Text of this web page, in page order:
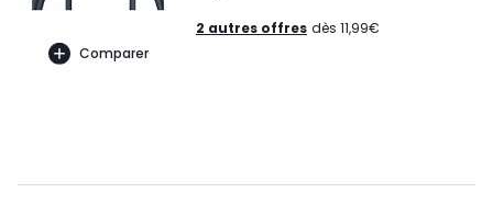
Comparer
2 autres offres dès 11,99€